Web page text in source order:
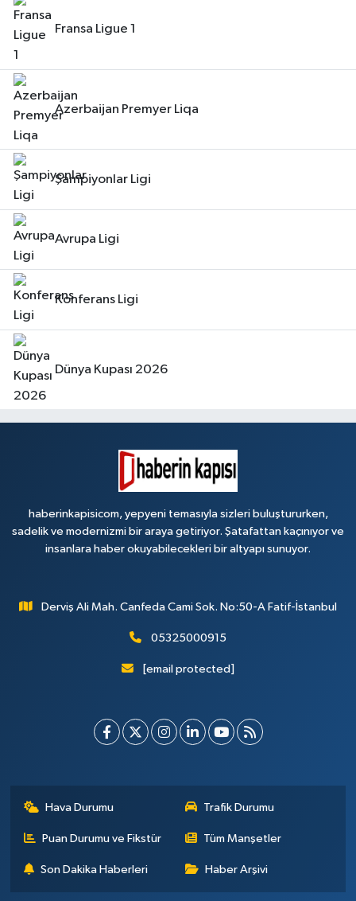
Fransa Ligue 1
Azerbaijan Premyer Liqa
Şampiyonlar Ligi
Avrupa Ligi
Konferans Ligi
Dünya Kupası 2026
haberinkapisicom, yepyeni temasıyla sizleri buluştururken,
sadelik ve modernizmi bir araya getiriyor. Şatafattan kaçınıyor ve
insanlara haber okuyabilecekleri bir altyapı sunuyor.
Derviş Ali Mah. Canfeda Cami Sok. No:50-A Fatif-İstanbul
05325000915
[email protected]
Hava Durumu Trafik Durumu
Puan Durumu ve Fikstür Tüm Manşetler
Son Dakika Haberleri Haber Arşivi